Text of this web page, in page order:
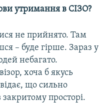
утримання в СІЗО?
не прийнято. Там
– буде гірше. Зараз у
небагато.
хоча б якусь
що сильно
просторі.